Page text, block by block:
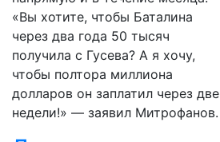
«Вы хотите, чтобы Баталина
через два года 50 тысяч
получила с Гусева? А я хочу,
чтобы полтора миллиона
долларов он заплатил через две
недели!» — заявил Митрофанов.